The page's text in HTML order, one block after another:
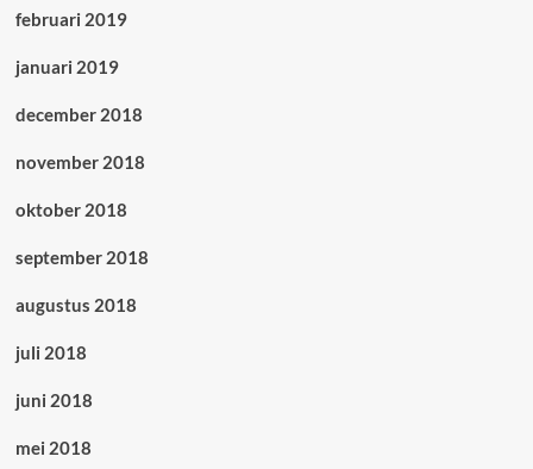
februari 2019
januari 2019
december 2018
november 2018
oktober 2018
september 2018
augustus 2018
juli 2018
juni 2018
mei 2018